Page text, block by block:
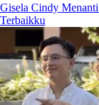
Gisela Cindy
Terbaikku